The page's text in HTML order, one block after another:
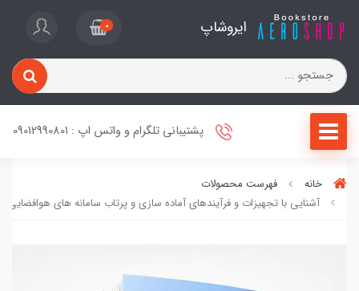
ایروشاپ 0
پشتیبانی تلگرام و واتس اپ : 09012990801
خانه
فهرست محصولات
آشنایی با تجهیزات و فرآیندهای آماده سازی و پرتاب سامانه های هوافضایی